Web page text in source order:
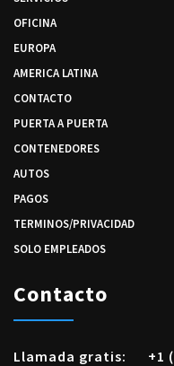
OFICINA
EUROPA
AMERICA LATINA
CONTACTO
PUERTA A PUERTA
CONTENEDORES
AUTOS
PAGOS
TERMINOS/PRIVACIDAD
SOLO EMPLEADOS
Contacto
Llamada gratis: +1